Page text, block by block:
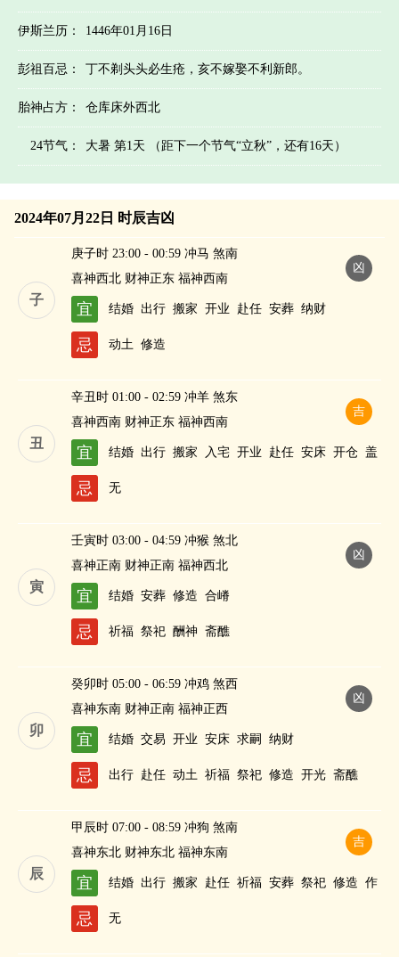
伊斯兰历： 1446年01月16日
彭祖百忌： 丁不剃头头必生疮，亥不嫁娶不利新郎。
胎神占方： 仓库床外西北
24节气： 大暑 第1天 （距下一个节气“立秋”，还有16天）
2024年07月22日 时辰吉凶
子
凶
庚子时 23:00 - 00:59 冲马 煞南
喜神西北 财神正东 福神西南
宜 结婚 出行 搬家 开业 赴任 安葬 纳财
忌 动土 修造
丑
吉
辛丑时 01:00 - 02:59 冲羊 煞东
喜神西南 财神正东 福神西南
宜 结婚 出行 搬家 入宅 开业 赴任 安床 开仓 盖
忌 无
寅
凶
壬寅时 03:00 - 04:59 冲猴 煞北
喜神正南 财神正南 福神西北
宜 结婚 安葬 修造 合嵴
忌 祈福 祭祀 酬神 斋醮
卯
凶
癸卯时 05:00 - 06:59 冲鸡 煞西
喜神东南 财神正南 福神正西
宜 结婚 交易 开业 安床 求嗣 纳财
忌 出行 赴任 动土 祈福 祭祀 修造 开光 斋醮
辰
吉
甲辰时 07:00 - 08:59 冲狗 煞南
喜神东北 财神东北 福神东南
宜 结婚 出行 搬家 赴任 祈福 安葬 祭祀 修造 作
忌 无